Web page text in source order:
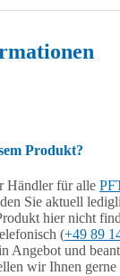
Produkt?
Händler für alle
Sie aktuell
hier nicht
(+49 89
Angebot und
wir Ihnen